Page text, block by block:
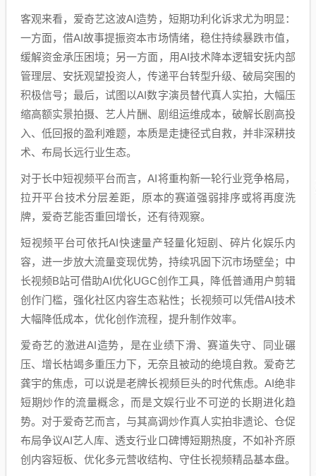
客观来看，爱奇艺这波AI造势，短期功利化诉求尤为明显：
一方面，借AI故事提振资本市场情绪，稳住持续暴跌市值，
缓解资金承压困境；另一方面，用AI技术降本逻辑安抚内部
管理层、安抚观望投资人，传递平台转型升级、破局突围的
积极信号；最后，试图以AI数字演员替代真人实拍，大幅压
缩高额实景拍摄、艺人片酬、剧组运维成本，破解长剧高投
入、低回报的盈利难题，本质是走捷径式自救，并非深耕技
术、布局长远行业生态。
对于长中短视频平台而言，AI将重构新一轮行业竞争格局，
拉开平台技术分层差距，原本的赛道强弱排序或将再度洗
牌，爱奇艺能否重回增长，还有待观察。
短视频平台可依托AI快速量产轻量化短剧、碎片化娱乐内
容，进一步放大流量变现优势，持续巩固下沉市场壁垒；中
长视频B站可借助AI优化UGC创作工具，降低普通用户剪辑
创作门槛，强化社区内容生态粘性；长视频可以凭借AI技术
大幅降低成本，优化创作流程，提升制作效率。
爱奇艺的激进AI造势，是在业绩下滑、赛道失守、同业碾
压、增长枯竭多重压力下，无奈且被动的绝境自救。爱奇艺
龚宇的焦虑，可以说是老牌长视频巨头的时代焦虑。AI绝非
短期炒作的流量概念，而是文娱行业不可逆的长期进化趋
势。对于爱奇艺而言，与其高调炒作真人实拍非遗论、仓促
布局争议AI艺人库、透支行业口碑博短期热度，不如补齐原
创内容短板、优化多元营收结构、守住长视频精品基本盘。